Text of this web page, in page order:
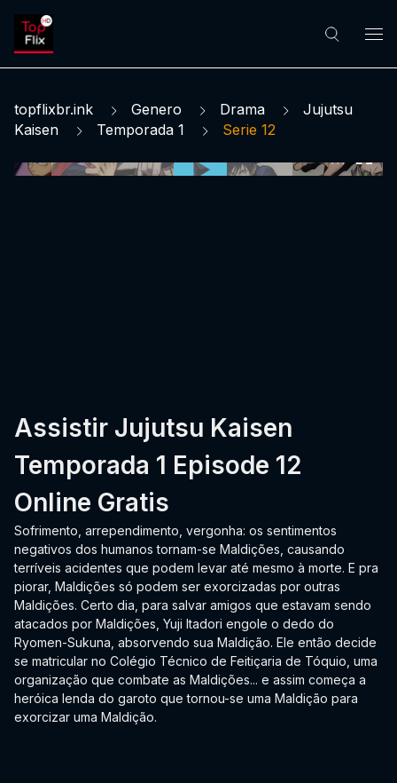
topflixbr.ink Genero Drama
Jujutsu
Kaisen
Temporada 1 Serie 12
Assistir Jujutsu Kaisen
Temporada 1 Episode 12
Online Gratis
Sofrimento, arrependimento, vergonha: os sentimentos
negativos dos humanos tornam-se Maldições, causando
terríveis acidentes que podem levar até mesmo à morte. E pra
piorar, Maldições só podem ser exorcizadas por outras
Maldições. Certo dia, para salvar amigos que estavam sendo
atacados por Maldições, Yuji Itadori engole o dedo do
Ryomen-Sukuna, absorvendo sua Maldição. Ele então decide
se matricular no Colégio Técnico de Feitiçaria de Tóquio, uma
organização que combate as Maldições... e assim começa a
heróica lenda do garoto que tornou-se uma Maldição para
exorcizar uma Maldição.